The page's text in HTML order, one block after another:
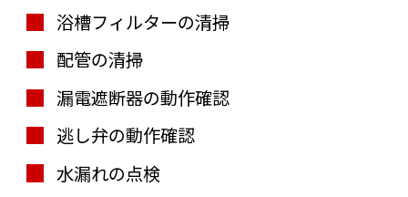
浴槽フィルターの清掃
配管の清掃
漏電遮断器の動作確認
逃し弁の動作確認
水漏れの点検